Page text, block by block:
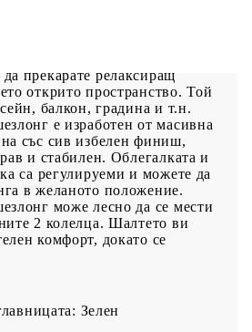
прекарате релаксиращ
открито пространство. Той
балкон, градина и т.н.
е изработен от масивна
със сив избелен финиш,
и стабилен. Облегалката и
са регулируеми и можете да
в желаното положение.
може лесно да се мести
2 колелца. Шалтето ви
комфорт, докато се
Зелен